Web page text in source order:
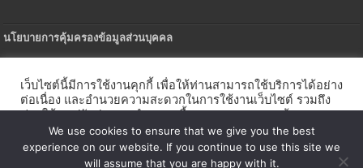
นโยบายการคุ้มครองข้อมูลส่วนบุคคล
นโยบายการใช้คกกี้
นโยบายความปลอดภัยของข้อมูลสารสนเทศ
เว็บไซต์นี้มีการใช้งานคุกกี้ เพื่อให้ท่านสามารถใช้บริการได้อย่าง
ต่อเนื่อง และอำนวยความสะดวกในการใช้งานเว็บไซต์ รวมถึง
ช่วยให้เราปรับปรุงการนำเสนอเนื้อหาตรงตามความต้องการ
ของท่าน โดยสามารถศึกษารายละเอียดเพิ่มเติมได้ใน นโยบาย
คุกกี้
We use cookies to ensure that we give you the best
experience on our website. If you continue to use this site we
will assume that you are happy with it.